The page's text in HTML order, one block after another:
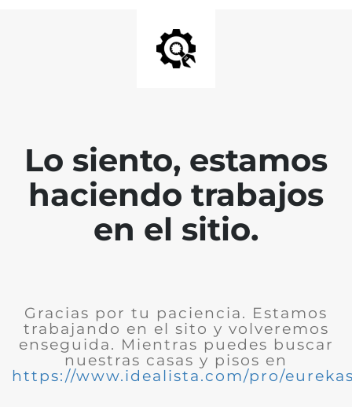
Lo siento, estamos
haciendo trabajos
en el sitio.
Gracias por tu paciencia. Estamos
trabajando en el sito y volveremos
enseguida. Mientras puedes buscar
nuestras casas y pisos en
https://www.idealista.com/pro/